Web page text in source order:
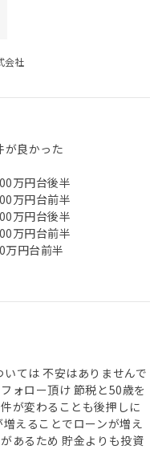
会社
が良かった
万円台後半
万円台前半
万円台後半
万円台前半
円台前半
ては 不安はありませんで
ォロー頂け 節税と50歳を
が変わることも後押しに
えることでローンが増え
あるため 貯金よりも投資